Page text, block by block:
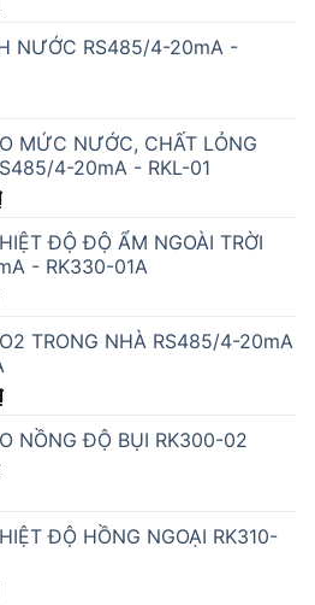
NƯỚC RS485/4-20mA -
MỨC NƯỚC, CHẤT LỎNG
4-20mA - RKL-01
ĐỘ ĐỘ ẨM NGOÀI TRỜI
- RK330-01A
TRONG NHÀ RS485/4-20mA
NỒNG ĐỘ BỤI RK300-02
ĐỘ HỒNG NGOẠI RK310-